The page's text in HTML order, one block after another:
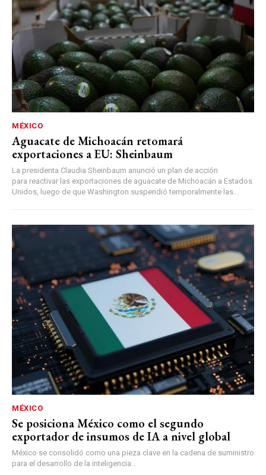
MÉXICO
Aguacate de Michoacán retomará
exportaciones a EU: Sheinbaum
La presidenta Claudia Sheinbaum anunció un plan de acción
para reactivar las exportaciones de aguacate de Michoacán a Estados
Unidos, luego de que Washington suspendió temporalmente las...
MÉXICO
Se posiciona México como el segundo
exportador de insumos de IA a nivel global
México se consolidó como una pieza clave en la cadena de suministro
para el desarrollo de la inteligencia...